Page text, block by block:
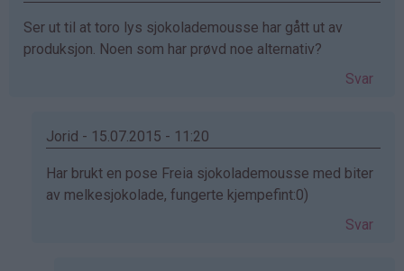
Ser ut til at toro lys sjokolademousse har gått ut av
produksjon. Noen som har prøvd noe alternativ?
Svar
Jorid - 15.07.2015 - 11:20
Som
svar
Har brukt en pose Freia sjokolademousse med biter
av melkesjokolade, fungerte kjempefint:0)
Svar